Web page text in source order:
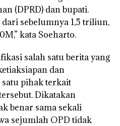
(DPRD) dan bupati.
sebelumnya 1,5 triliun,
kata Soeharto.
salah satu berita yang
dan
pihak terkait
Dikatakan
benar sama sekali
sejumlah OPD tidak